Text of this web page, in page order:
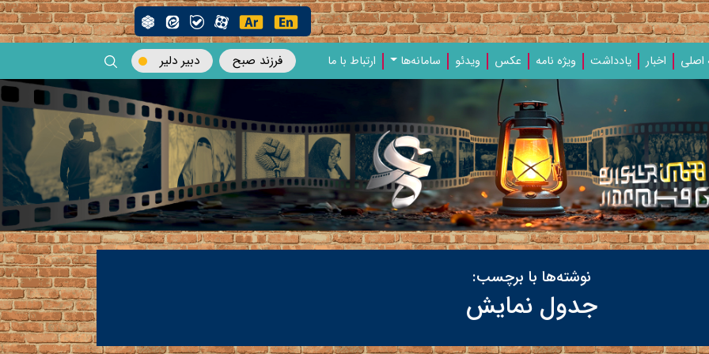
فرزند صبح دبیر دلیر اخبار یادداشت‌ ویژه‌ نامه‌ عکس ویدئو سامانه‌ها ارتباط با ما
نوشته‌ها با برچسب:
جدول نمایش